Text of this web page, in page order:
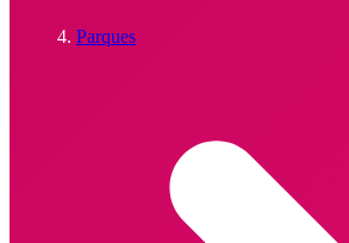
Parques